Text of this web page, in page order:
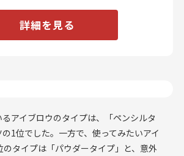
詳細を見る
アイブロウのタイプは、「ペンシルタ
1位でした。一方で、使ってみたいアイ
タイプは「パウダータイプ」と、意外